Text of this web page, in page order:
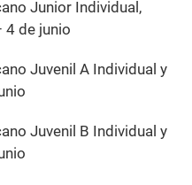
Junior Individual,
4 de junio
Juvenil A Individual y
Juvenil B Individual y